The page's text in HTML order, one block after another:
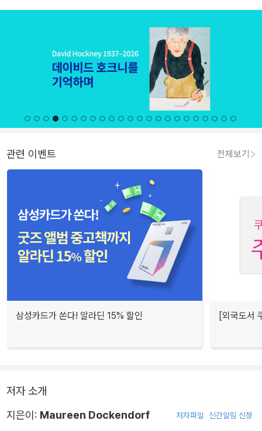
관련 이벤트 전체보기
삼성카드가 쏜다! 알라딘 15% 할인 [외국도서
저자 소개
지은이: Maureen Dockendorf 저자파일 신간알림 신청